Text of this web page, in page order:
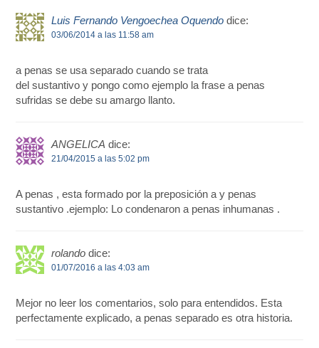
Luis Fernando Vengoechea Oquendo dice:
03/06/2014 a las 11:58 am
a penas se usa separado cuando se trata
del sustantivo y pongo como ejemplo la frase a penas
sufridas se debe su amargo llanto.
ANGELICA dice:
21/04/2015 a las 5:02 pm
A penas , esta formado por la preposición a y penas
sustantivo .ejemplo: Lo condenaron a penas inhumanas .
rolando dice:
01/07/2016 a las 4:03 am
Mejor no leer los comentarios, solo para entendidos. Esta
perfectamente explicado, a penas separado es otra historia.